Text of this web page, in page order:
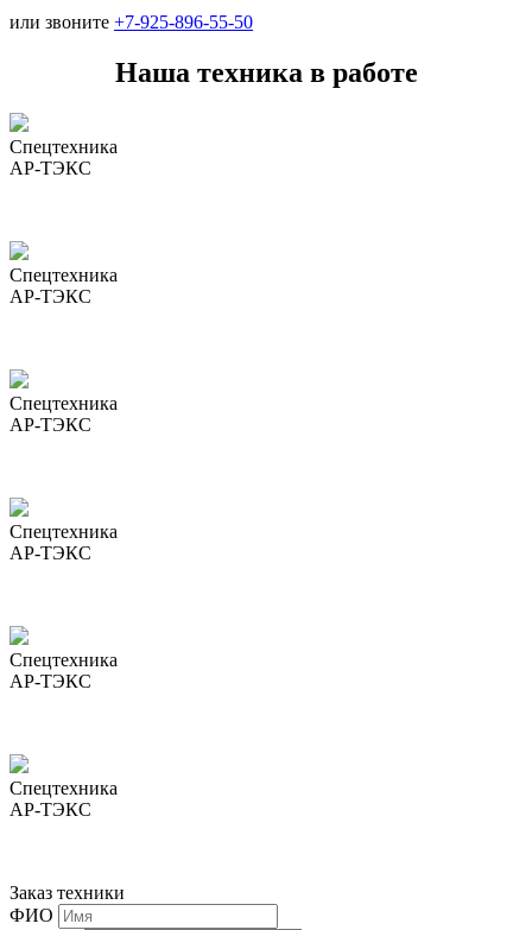
или звоните +7-925-896-55-50
Наша техника в работе
Спецтехника
АР-ТЭКС
Спецтехника
АР-ТЭКС
Спецтехника
АР-ТЭКС
Спецтехника
АР-ТЭКС
Спецтехника
АР-ТЭКС
Спецтехника
АР-ТЭКС
Заказ техники
ФИО